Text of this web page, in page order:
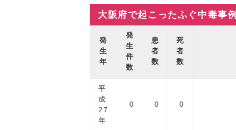
大阪府で起こったふぐ中毒事例
発
生
年
発
生
件
数
患
者
数
死
者
数
平
成
27
年
0 0 0